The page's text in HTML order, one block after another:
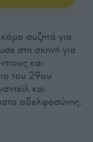
συζητά για
στη σκηνή για
και
του 29ου
και
αδελφοσύνης.